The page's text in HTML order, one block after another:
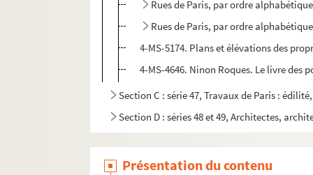
Rues de Paris, par ordre
Rues de Paris, par ordre
4-MS-5174. Plans et élévations des
4-MS-4646. Ninon Roques. Le livre des
Section C : série 47, Travaux de Paris :
Section D : séries 48 et 49, Architectes,
Présentation du contenu